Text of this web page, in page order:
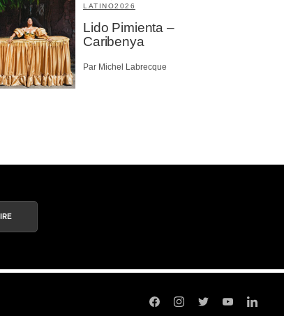
LATINO2026
Lido Pimienta –
Caribenya
Par Michel Labrecque